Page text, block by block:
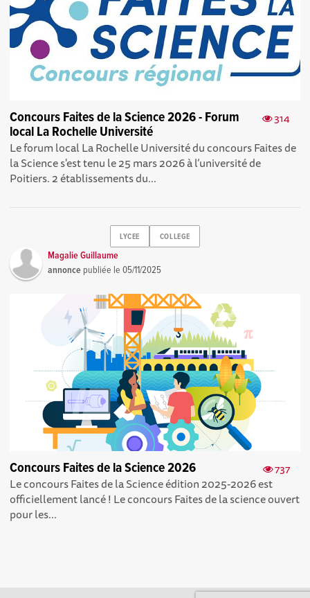
314
Concours Faites de la Science 2026 - Forum
local La Rochelle Université
Le forum local La Rochelle Université du concours Faites de
la Science s'est tenu le 25 mars 2026 à l’université de
Poitiers. 2 établissements du...
LYCEE COLLEGE
Magalie Guillaume
annonce publiée le05/11/2025
737
Concours Faites de la Science 2026
Le concours Faites de la Science édition 2025-2026 est
officiellement lancé ! Le concours Faites de la science ouvert
pour les...